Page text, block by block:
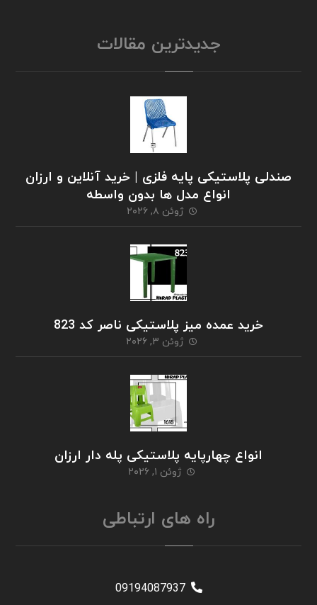
جدیدترین مقالات
صندلی پلاستیکی پایه فلزی | خرید آنلاین و ارزان
انواع مدل ها بدون واسطه
ژوئن ۸, ۲۰۲۶
خرید عمده میز پلاستیکی ناصر کد 823
ژوئن ۳, ۲۰۲۶
انواع چهارپایه پلاستیکی پله دار ارزان
ژوئن ۱, ۲۰۲۶
راه های ارتباطی
09194087937